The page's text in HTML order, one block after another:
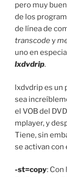
pero muy
de los
de línea de
transcodey
uno en
lxdvdrip.
lxdvdrip es un
sea
el VOB del
mplayer, y
Tiene, sin
se activan con
-st=copy: